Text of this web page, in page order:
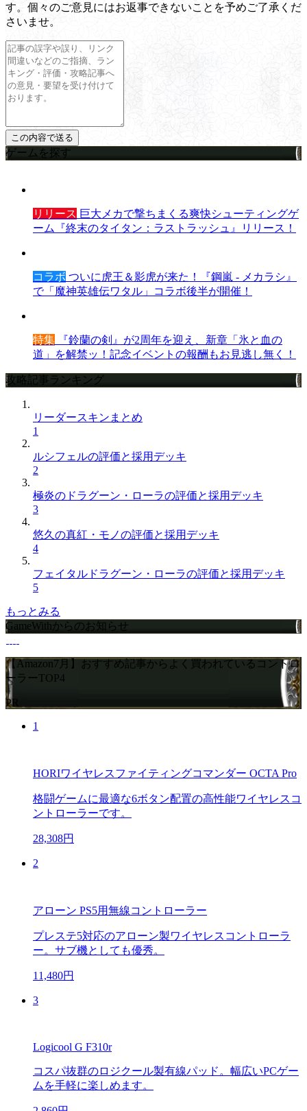
す。個々のご意見にはお返事できないことを予めご了承くだ
さいませ。
ゲームを探す
リリース 巨大メカで撃ちまくる爽快シューティングゲ
ーム『終末のタイタン：ラストラッシュ』リリース！
コラボ ついに虎王＆影虎が来た！『鋼嵐 - メカラシ』
で「魔神英雄伝ワタル」コラボ後半が開催！
特集 『鈴蘭の剣』が2周年を迎え、新章「氷と血の
道」を解禁ッ！記念イベントの報酬もお見逃し無く！
攻略記事ランキング
リーダースキンまとめ
1
ルシフェルの評価と採用デッキ
2
極炎のドラグーン・ローラの評価と採用デッキ
3
悠久の真紅・モノの評価と採用デッキ
4
フェイタルドラグーン・ローラの評価と採用デッキ
5
もっとみる
GameWithからのお知らせ
【Amazon7月】おすすめ記事からよく買われているコントロ
ーラーTOP4
PR
1
HORIワイヤレスファイティングコマンダー OCTA Pro
格闘ゲームに最適な6ボタン配置の高性能ワイヤレスコ
ントローラーです。
28,308円
2
アローン PS5用無線コントローラー
プレステ5対応のアローン製ワイヤレスコントローラ
ー。サブ機としても優秀。
11,480円
3
Logicool G F310r
コスパ抜群のロジクール製有線パッド。幅広いPCゲー
ムを手軽に楽しめます。